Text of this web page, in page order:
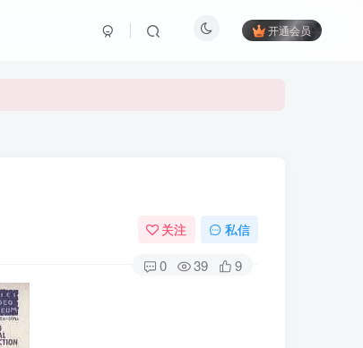
开通会员
关注 私信
0 39 9